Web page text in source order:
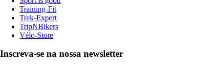
Training-Fit
Trek-Expert
TripNBikers
Vélo-Store
Inscreva-se na nossa newsletter